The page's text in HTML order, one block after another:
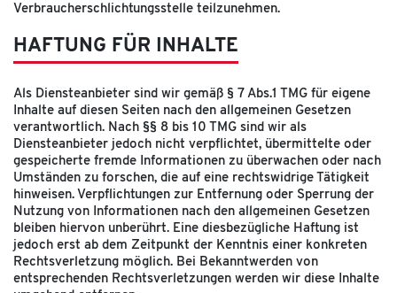
Verbraucherschlichtungsstelle teilzunehmen.
HAFTUNG FÜR INHALTE
Als Diensteanbieter sind wir gemäß § 7 Abs.1 TMG für eigene
Inhalte auf diesen Seiten nach den allgemeinen Gesetzen
verantwortlich. Nach §§ 8 bis 10 TMG sind wir als
Diensteanbieter jedoch nicht verpflichtet, übermittelte oder
gespeicherte fremde Informationen zu überwachen oder nach
Umständen zu forschen, die auf eine rechtswidrige Tätigkeit
hinweisen. Verpflichtungen zur Entfernung oder Sperrung der
Nutzung von Informationen nach den allgemeinen Gesetzen
bleiben hiervon unberührt. Eine diesbezügliche Haftung ist
jedoch erst ab dem Zeitpunkt der Kenntnis einer konkreten
Rechtsverletzung möglich. Bei Bekanntwerden von
entsprechenden Rechtsverletzungen werden wir diese Inhalte